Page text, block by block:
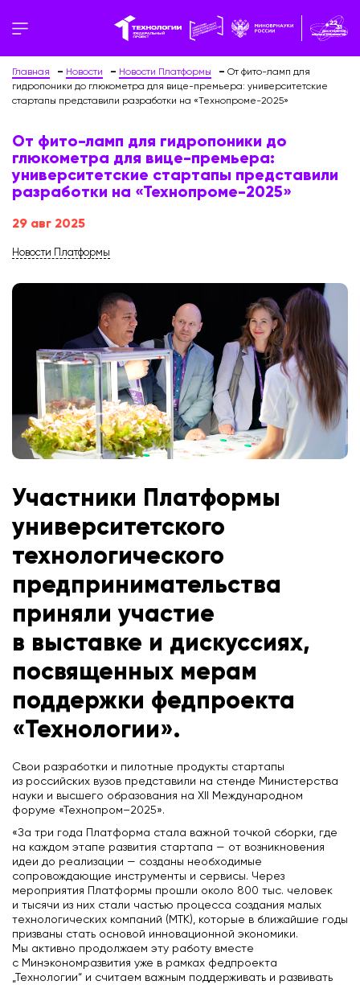
Главная Новости Новости Платформы
От фито-ламп для
гидропоники до глюкометра для вице-премьера: университетские
стартапы представили разработки на «Технопроме-2025»
От фито-ламп для гидропоники до
глюкометра для вице-премьера:
университетские стартапы представили
разработки на «Технопроме-2025»
29 авг 2025
Новости Платформы
Участники Платформы
университетского
технологического
предпринимательства
приняли участие
в выставке и дискуссиях,
посвященных мерам
поддержки федпроекта
«Технологии».
Свои разработки и пилотные продукты стартапы
из российских вузов представили на стенде Министерства
науки и высшего образования на XII Международном
форуме «Технопром–2025».
«За три года Платформа стала важной точкой сборки, где
на каждом этапе развития стартапа — от возникновения
идеи до реализации — созданы необходимые
сопровождающие инструменты и сервисы. Через
мероприятия Платформы прошли около 800 тыс. человек
и тысячи из них стали частью процесса создания малых
технологических компаний (МТК), которые в ближайшие годы
призваны стать основой инновационной экономики.
Мы активно продолжаем эту работу вместе
с Минэкономразвития уже в рамках федпроекта
„Технологии“ и считаем важным поддерживать и развивать